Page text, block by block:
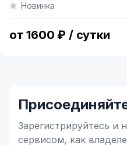
of
Новинка
от 1600 ₽ / сутки
Зарегистрируйтесь и
сервисом, как